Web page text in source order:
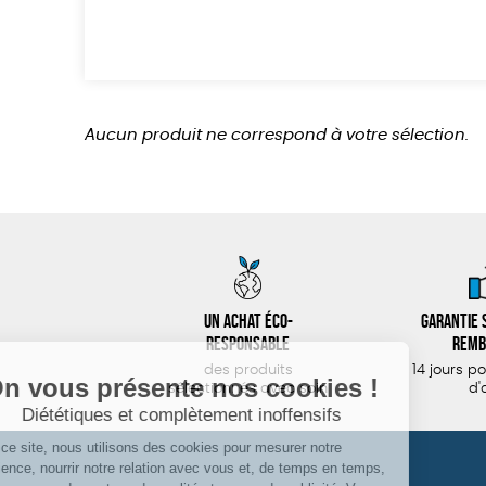
Aucun produit ne correspond à votre sélection.
Un achat éco-
responsable
des produits
sélectionnés avec soin
Garantie
14 jours